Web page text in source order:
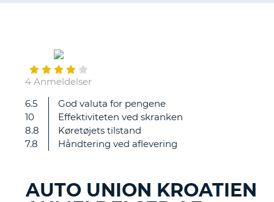
4 Anmeldelser
6.5
10
8.8
7.8
God valuta for pengene
Effektiviteten ved skranken
Køretøjets tilstand
Håndtering ved aflevering
Enkelt
smoothly!
AUTO UNION KROATIEN